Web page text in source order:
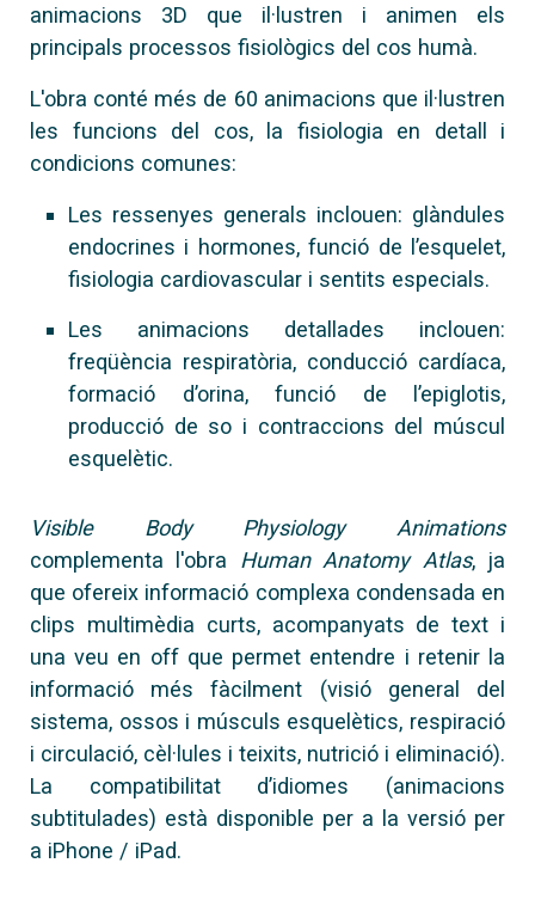
animacions 3D que il·lustren i animen els
principals processos fisiològics del cos humà.
L'obra conté més de 60 animacions que il·lustren
les funcions del cos, la fisiologia en detall i
condicions comunes:
Les ressenyes generals inclouen: glàndules
endocrines i hormones, funció de l’esquelet,
fisiologia cardiovascular i sentits especials.
Les animacions detallades inclouen:
freqüència respiratòria, conducció cardíaca,
formació d’orina, funció de l’epiglotis,
producció de so i contraccions del múscul
esquelètic.
Visible Body Physiology Animations
complementa l'obra Human Anatomy Atlas, ja
que ofereix informació complexa condensada en
clips multimèdia curts, acompanyats de text i
una veu en off que permet entendre i retenir la
informació més fàcilment (visió general del
sistema, ossos i músculs esquelètics, respiració
i circulació, cèl·lules i teixits, nutrició i eliminació).
La compatibilitat d’idiomes (animacions
subtitulades) està disponible per a la versió per
a iPhone / iPad.